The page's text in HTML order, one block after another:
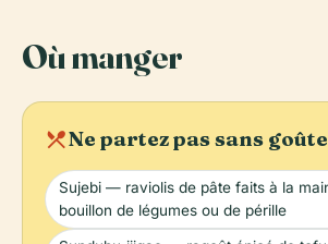
Où manger
local_diningNe partez pas sans
Sujebi — raviolis de pâte faits à la
bouillon de légumes ou de pérille